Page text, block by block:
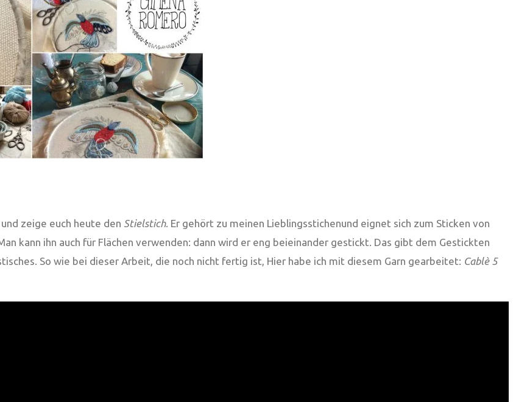
zeige euch heute den Stielstich. Er gehört zu meinen Lieblingsstichenund eignet sich zum Sticken von
kann ihn auch für Flächen verwenden: dann wird er eng beieinander gestickt. Das gibt dem Gestickten
So wie bei dieser Arbeit, die noch nicht fertig ist, Hier habe ich mit diesem Garn gearbeitet: Cablè 5